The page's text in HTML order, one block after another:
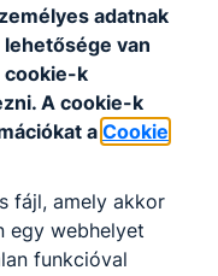
négy fős
Richárd,
osztályos tanulók.
adatnak
van
cookie-k
A cookie-k
aCookie
fájl, amely akkor
egy webhelyet
funkcióval